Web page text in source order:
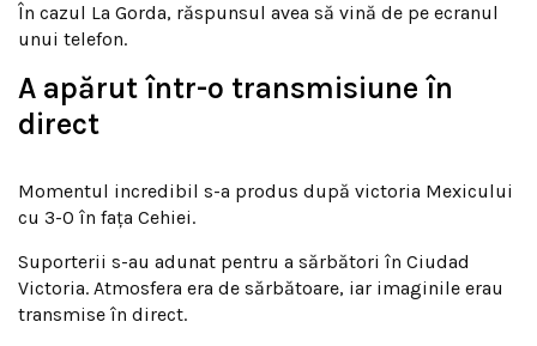
În cazul La Gorda, răspunsul avea să vină de pe ecranul
unui telefon.
A apărut într-o transmisiune în
direct
Momentul incredibil s-a produs după victoria Mexicului
cu 3-0 în fața Cehiei.
Suporterii s-au adunat pentru a sărbători în Ciudad
Victoria. Atmosfera era de sărbătoare, iar imaginile erau
transmise în direct.